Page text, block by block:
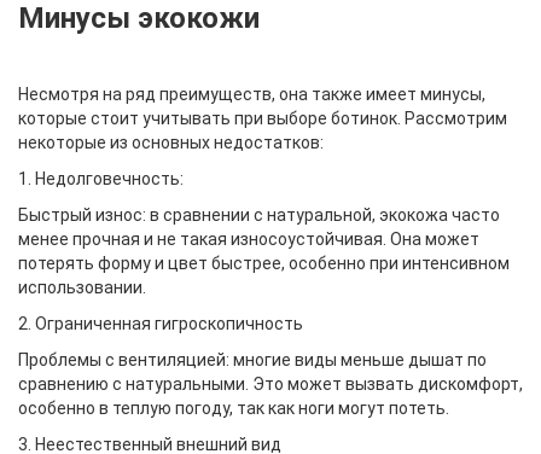
Минусы экокожи
Несмотря на ряд преимуществ, она также имеет минусы,
которые стоит учитывать при выборе ботинок. Рассмотрим
некоторые из основных недостатков:
1. Недолговечность:
Быстрый износ: в сравнении с натуральной, экокожа часто
менее прочная и не такая износоустойчивая. Она может
потерять форму и цвет быстрее, особенно при интенсивном
использовании.
2. Ограниченная гигроскопичность
Проблемы с вентиляцией: многие виды меньше дышат по
сравнению с натуральными. Это может вызвать дискомфорт,
особенно в теплую погоду, так как ноги могут потеть.
3. Неестественный внешний вид